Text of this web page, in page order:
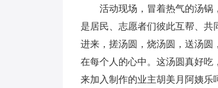
活动现场，冒着热气的汤锅
是居民、志愿者们彼此互帮、共
进来，搓汤圆，烧汤圆，送汤圆
在每个人的心中。这汤圆真好吃
来加入制作的业主胡美月阿姨乐